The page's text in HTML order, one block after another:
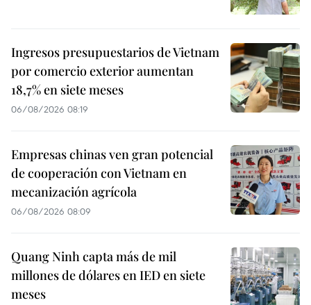
Ingresos presupuestarios de Vietnam
por comercio exterior aumentan
18,7% en siete meses
06/08/2026 08:19
Empresas chinas ven gran potencial
de cooperación con Vietnam en
mecanización agrícola
06/08/2026 08:09
Quang Ninh capta más de mil
millones de dólares en IED en siete
meses